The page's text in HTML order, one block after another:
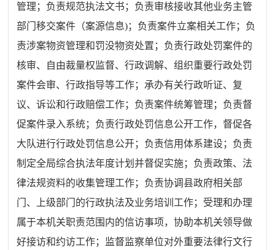
管理；负责规范执法文书；负责审核接收其他业务主管
部门移交案件（案源信息)；负责案件立案相关工作；负
责涉案物资管理和罚没物资处置；负责行政处罚案件的
核审、自由裁量权监督、行政调解、组织重要行政处罚
案件会审、行政指导等工作；承办有关行政听证、复
议、诉讼和行政赔偿工作；负责案件统筹管理；负责督
促案件录入系统；负责行政处罚信息公开工作，督促各
大队进行行政处罚信息公开；负责信用体系建设；负责
制定全局综合执法年度计划并督促实施；负责政策、法
律法规资料的收集管理工作；负责协调县政府相关部
门、上级部门的行政执法及业务培训工作；受理和办理
属于本机关职责范围内的信访事项，协助本机关领导做
好接访和约访工作；监督监察单位对外重要法律行文行